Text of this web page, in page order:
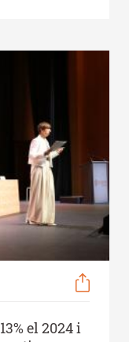
el 2024 i